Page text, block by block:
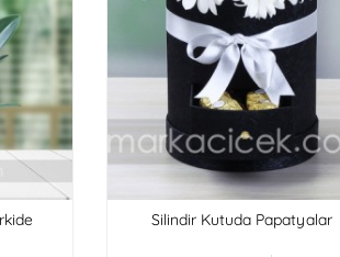
Silindir Kutuda Papatyalar